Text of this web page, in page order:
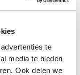
te
media te bieden
Ook delen we
TB 8M z048-b30